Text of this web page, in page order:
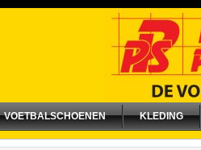
VOETBALSCHOENEN KLEDING